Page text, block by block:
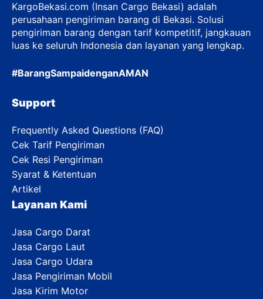
KargoBekasi.com (Insan Cargo Bekasi) adalah
perusahaan pengiriman barang di Bekasi. Solusi
pengiriman barang dengan tarif kompetitif, jangkauan
luas ke seluruh Indonesia dan layanan yang lengkap.
#BarangSampaidenganAMAN
Support
Frequently Asked Questions (FAQ)
Cek Tarif Pengiriman
Cek Resi Pengiriman
Syarat & Ketentuan
Artikel
Layanan Kami
Jasa Cargo Darat
Jasa Cargo Laut
Jasa Cargo Udara
Jasa Pengiriman Mobil
Jasa Kirim Motor